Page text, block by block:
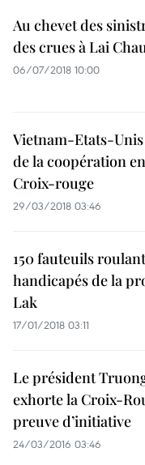
Au chevet des
des crues à Lai
06/07/2018 10:00
Vietnam-Etats-
de la coopération
Croix-rouge
29/03/2018 03:46
150 fauteuils
handicapés de la
Lak
17/01/2018 03:11
Le président
exhorte la Croix-
preuve d’initiative
24/03/2016 03:46